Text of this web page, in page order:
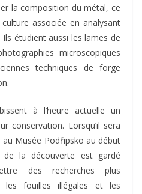
la composition du métal, ce
associée en analysant
étudient aussi les lames de
microscopiques
techniques de forge
à l’heure actuelle un
conservation. Lorsqu’il sera
Musée Podřipsko au début
de la découverte est gardé
des recherches plus
les fouilles illégales et les